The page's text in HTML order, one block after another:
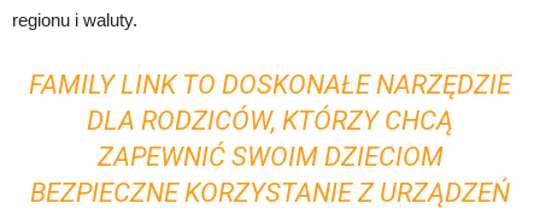
regionu i waluty.
FAMILY LINK TO DOSKONAŁE NARZĘDZIE
DLA RODZICÓW, KTÓRZY CHCĄ
ZAPEWNIĆ SWOIM DZIECIOM
BEZPIECZNE KORZYSTANIE Z URZĄDZEŃ